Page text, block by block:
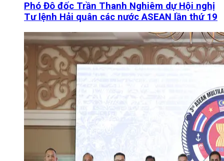
Phó Đô đốc Trần Thanh Nghiêm dự Hội nghị
Tư lệnh Hải quân các nước ASEAN lần thứ 19